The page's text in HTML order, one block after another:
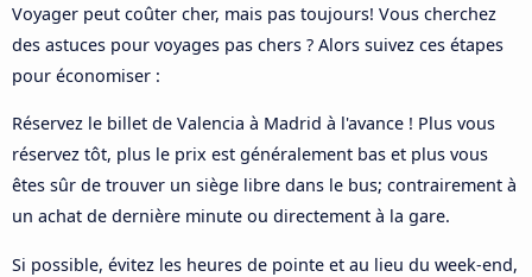
Voyager peut coûter cher, mais pas toujours! Vous cherchez
des astuces pour voyages pas chers ? Alors suivez ces étapes
pour économiser :
Réservez le billet de Valencia à Madrid à l'avance ! Plus vous
réservez tôt, plus le prix est généralement bas et plus vous
êtes sûr de trouver un siège libre dans le bus; contrairement à
un achat de dernière minute ou directement à la gare.
Si possible, évitez les heures de pointe et au lieu du week-end,